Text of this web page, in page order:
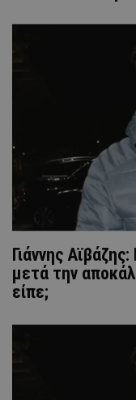
Γιάννης
μετά την
είπε;